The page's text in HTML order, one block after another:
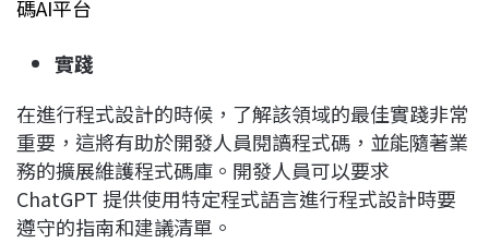
碼AI平台
實踐
在進行程式設計的時候，了解該領域的最佳實踐非常
重要，這將有助於開發人員閱讀程式碼，並能隨著業
務的擴展維護程式碼庫。開發人員可以要求
ChatGPT 提供使用特定程式語言進行程式設計時要
遵守的指南和建議清單。